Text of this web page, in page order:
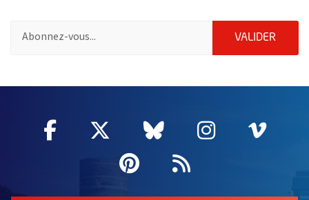
VALIDER
Facebook
, Ouvre une nouvelle fenêtre
Twitter
, Ouvre une nouvelle
Bluesky
, Ouvre une
Instagram
, Ouvre
,
Pinterest
, Ouvre une
Flux RSS